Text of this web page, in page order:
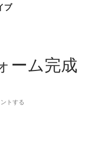
ブ
ーム完成
トする